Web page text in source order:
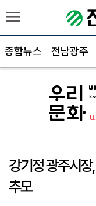
종합뉴스 전남광주
강기정 광주시
추모